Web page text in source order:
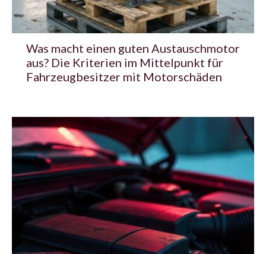
Was macht einen guten Austauschmotor
aus? Die Kriterien im Mittelpunkt für
Fahrzeugbesitzer mit Motorschäden